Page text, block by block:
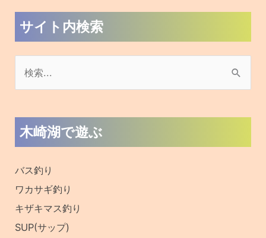
サイト内検索
象
木崎湖で遊ぶ
バス釣り
ワカサギ釣り
キザキマス釣り
SUP(サップ)